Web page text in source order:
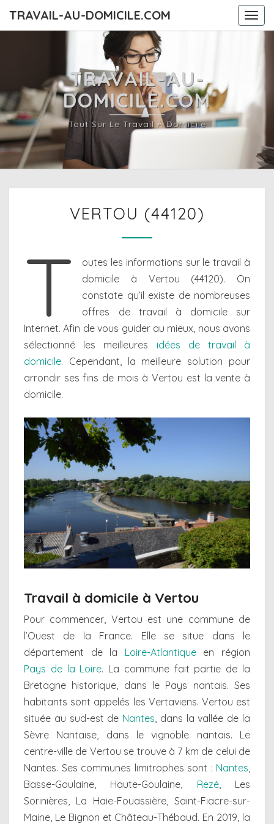
TRAVAIL-AU-DOMICILE.COM
TRAVAIL-AU-
DOMICILE.COM
Tout Sur Le Travail À Domicile
(44120)
VERTOU (44120)
T
outes les informations sur le travail à
domicile à Vertou (44120). On
constate qu’il existe de nombreuses
offres de travail à domicile sur
Internet. Afin de vous guider au mieux, nous avons
sélectionné les meilleures idées de travail à
domicile. Cependant, la meilleure solution pour
arrondir ses fins de mois à Vertou est la vente à
domicile.
Travail à domicile à Vertou
Pour commencer, Vertou est une commune de
l’Ouest de la France. Elle se situe dans le
département de la Loire-Atlantiqueen région
Pays de la Loire. La commune fait partie de la
Bretagne historique, dans le Pays nantais. Ses
habitants sont appelés les Vertaviens. Vertou est
située au sud-est de Nantes, dans la vallée de la
Sèvre Nantaise, dans le vignoble nantais. Le
centre-ville de Vertou se trouve à 7 km de celui de
Nantes. Ses communes limitrophes sont : Nantes,
Basse-Goulaine, Haute-Goulaine, Rezé, Les
Sorinières, La Haie-Fouassière, Saint-Fiacre-sur-
Maine, Le Bignon et Château-Thébaud. En 2019, la